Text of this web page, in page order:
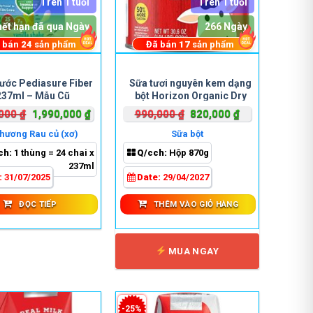
Pediasure Fiber
– Mẫu Cũ
₫ Giá
gốc
là:
2,890,000 ₫.
1,990,000 ₫Giá
tại
là:
1,990,000 ₫.
Rau củ (xơ)
1 thùng = 24 chai x
237ml
31/07/2025
Trên 1 tuổi
hạn đã qua Ngày
bán 24 sản phẩm
ĐỌC TIẾP
Sữa tươi nguyên kem dạng
bột Horizon Organic Dry
Whole Milk 870g
990,000₫ Giá
gốc
là:
990,000 ₫.
820,000₫Giá
Sữa bột
Q/cch: Hộp 870g
Date: 29/04/2027
Trên 1 tuổi
266 Ngày
Đã bán 17 sản phẩm
THÊM VÀO GIỎ HÀNG
MUA NGAY
-25%